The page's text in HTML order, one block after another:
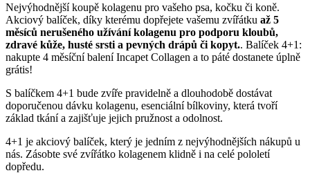
Nejvýhodnější koupě kolagenu pro vašeho psa, kočku či koně.
Akciový balíček, díky kterému dopřejete vašemu zvířátku až 5
měsíců nerušeného užívání kolagenu pro podporu kloubů,
zdravé kůže, husté srsti a pevných drápů či kopyt.. Balíček 4+1:
nakupte 4 měsíční balení Incapet Collagen a to páté dostanete úplně
grátis!
S balíčkem 4+1 bude zvíře pravidelně a dlouhodobě dostávat
doporučenou dávku kolagenu, esenciální bílkoviny, která tvoří
základ tkání a zajišťuje jejich pružnost a odolnost.
4+1 je akciový balíček, který je jedním z nejvýhodnějších nákupů u
nás. Zásobte své zvířátko kolagenem klidně i na celé pololetí
dopředu.